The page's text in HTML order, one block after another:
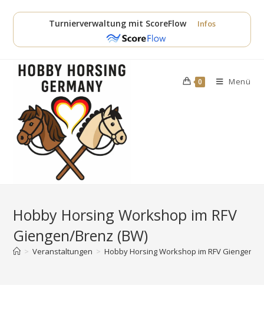
Inhalt
Turnierverwaltung mit ScoreFlow Infos
0 Menü
Hobby Horsing Workshop im RFV
Giengen/Brenz (BW)
> Veranstaltungen > Hobby Horsing Workshop im RFV Giengen/